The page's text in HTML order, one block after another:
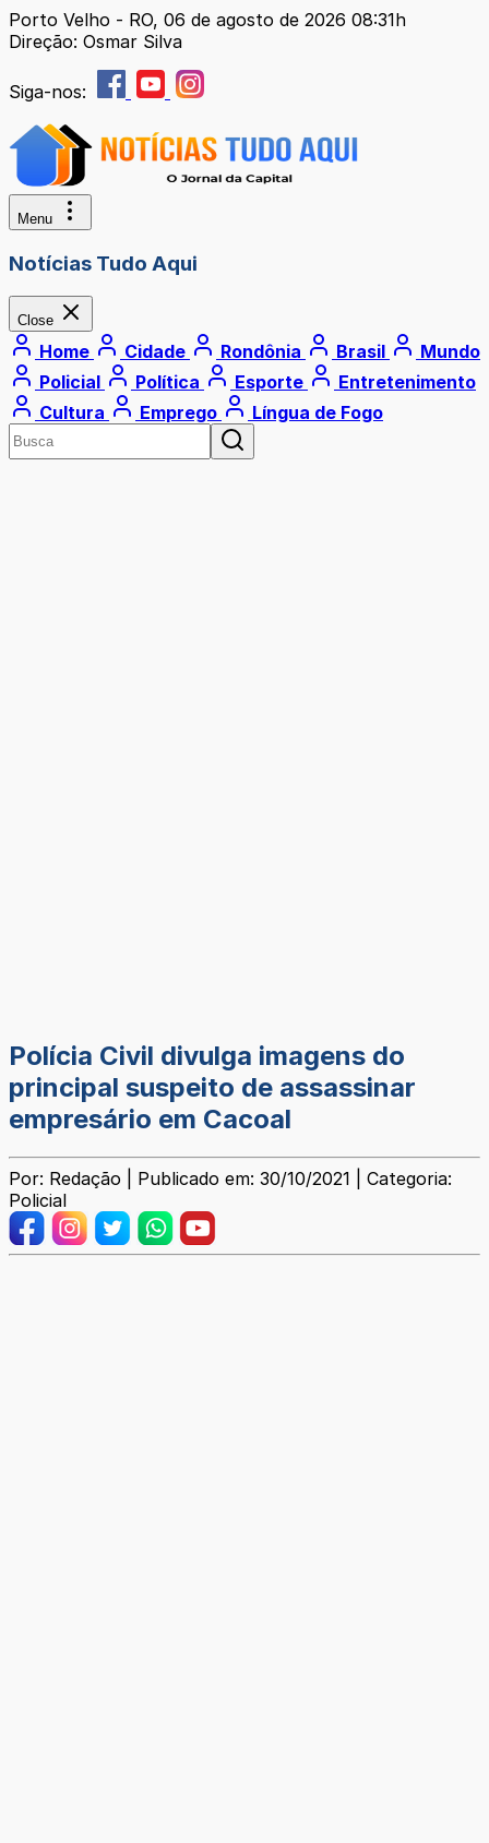
Porto Velho - RO, 06 de agosto de 2026 08:31h
Direção: Osmar Silva
Siga-nos:
Menu
Notícias Tudo Aqui
Close
Home Cidade Rondônia Brasil
Mundo
Policial
Política Esporte
Entretenimento
Cultura
Emprego Língua de Fogo
Polícia Civil divulga imagens do
principal suspeito de assassinar
empresário em Cacoal
Por: Redação | Publicado em: 30/10/2021 | Categoria:
Policial